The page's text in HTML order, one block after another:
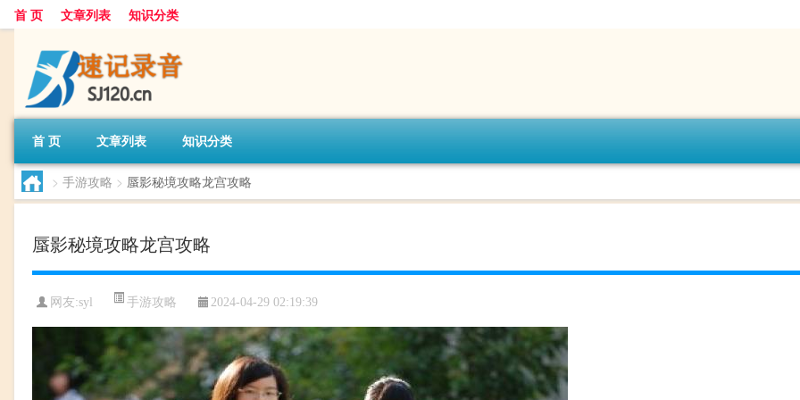
首 页 文章列表 知识分类
首 页 文章列表 知识分类
> 手游攻略 > 蜃影秘境攻略龙宫攻略
蜃影秘境攻略龙宫攻略
网友:syl 手游攻略 2024-04-29 02:19:39